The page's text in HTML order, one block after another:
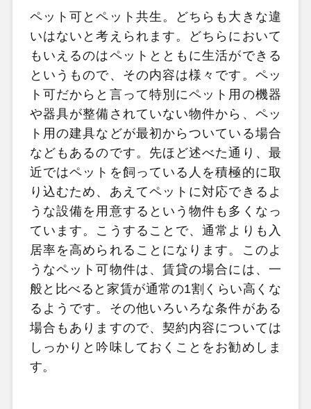
ペット可とペット共生。どちらも大きな違
いはないと考えられます。どちらにおいて
もいえるのはペットとともに生活ができる
というもので、その内容は様々です。ペッ
ト可だからと言って特別にペット用の機器
や器具が整備されていない物件から、ペッ
ト用の建具などが最初からついている場合
などもあるのです。先ほど述べた通り、最
近ではペットを飼っている人を積極的に取
り込むため、あえてペットに対応できるよ
うな設備を用意するという物件も多くなっ
ています。こうすることで、通常よりも入
居率を高められることになります。このよ
うなペット可物件は、賃貸の場合には、一
般と比べると家賃が通常の1割くらい高くな
るようです。その他いろいろな条件がある
場合もありますので、契約内容については
しっかりと吟味しておくことをお勧めしま
す。